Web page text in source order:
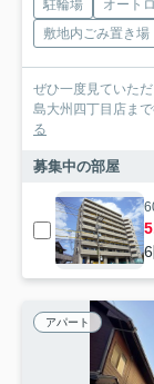
駐輪場 オート
敷地内ごみ置き場
ぜひ一度見ていた
島大州四丁目店ま
る
募集中の部屋
アパート